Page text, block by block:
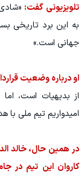
تلویزیونی گفت:
به این برد تاریخی
جهانی است.»
او درباره وضعیت
از بدیهیات است،
امیدواریم تیم ملی
در همین حال، خالد
کاروان این تیم در